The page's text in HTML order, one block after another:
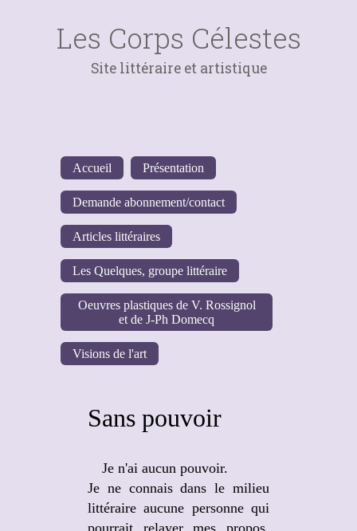
Les Corps Célestes
Site littéraire et artistique
Accueil Présentation
Demande abonnement/contact
Articles littéraires
Les Quelques, groupe littéraire
Oeuvres plastiques de V. Rossignol
et de J-Ph Domecq
Visions de l'art
Sans pouvoir
Je n'ai aucun pouvoir.
Je ne connais dans le milieu
littéraire aucune personne qui